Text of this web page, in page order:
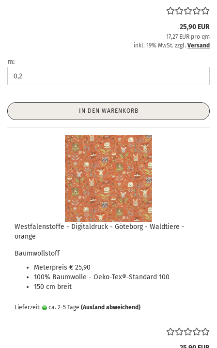
25,90 EUR
17,27 EUR pro qm
inkl. 19% MwSt. zzgl. Versand
m:
IN DEN WARENKORB
Westfalenstoffe - Digitaldruck - Göteborg - Waldtiere -
orange
Baumwollstoff
Meterpreis € 25,90
100% Baumwolle - Oeko-Tex®-Standard 100
150 cm breit
Lieferzeit: ca. 2-5 Tage (Ausland abweichend)